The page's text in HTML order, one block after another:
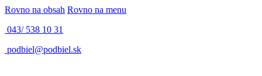
Rovno na obsah Rovno na menu
043/ 538 10 31
podbiel@podbiel.sk